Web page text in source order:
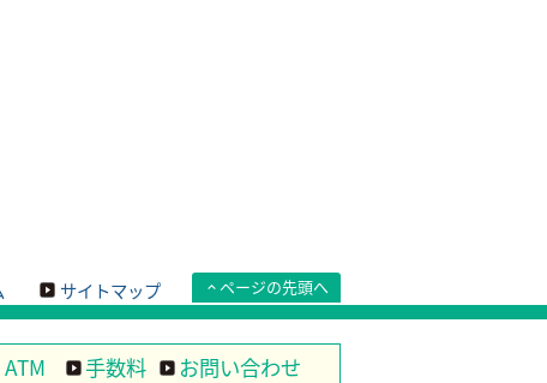
サイトマップ ページの先頭へ
手数料
お問い合わせ